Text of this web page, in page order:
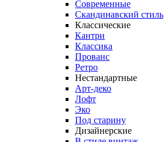
Современные
Скандинавский стиль
Классические
Кантри
Классика
Прованс
Ретро
Нестандартные
Арт-деко
Лофт
Эко
Под старину
Дизайнерские